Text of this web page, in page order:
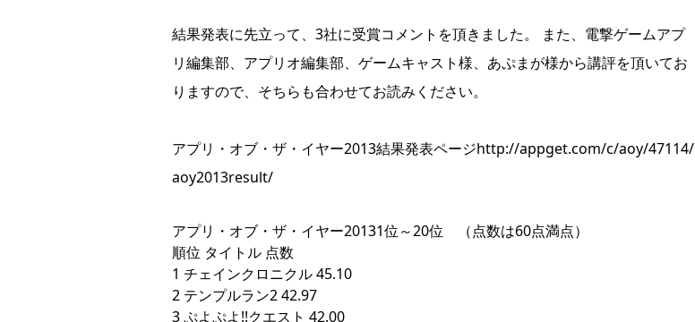
結果発表に先立って、3社に受賞コメントを頂きました。 また、電撃ゲームアプ
リ編集部、アプリオ編集部、ゲームキャスト様、あぷまが様から講評を頂いてお
りますので、そちらも合わせてお読みください。
アプリ・オブ・ザ・イヤー2013結果発表ページhttp://appget.com/c/aoy/47114/
aoy2013result/
アプリ・オブ・ザ・イヤー20131位～20位 （点数は60点満点）
順位 タイトル 点数
1 チェインクロニクル 45.10
2 テンプルラン2 42.97
3 ぷよぷよ!!クエスト 42.00